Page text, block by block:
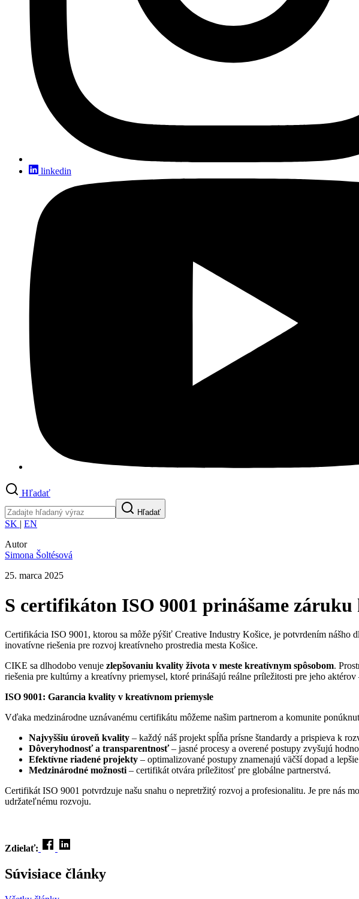
linkedin
Hľadať
Hľadať
SK | EN
Autor
Simona Šoltésová
25. marca 2025
S certifikáton ISO 9001 prinášame
Certifikácia ISO 9001, ktorou sa môže pýšiť Creative Industry Košice, je potvrdením nášho
inovatívne riešenia pre rozvoj kreatívneho prostredia mesta Košice.
CIKE sa dlhodobo venuje zlepšovaniu kvality života v meste kreatívnym spôsobom.
riešenia pre kultúrny a kreatívny priemysel, ktoré prinášajú reálne príležitosti pre jeho
ISO 9001: Garancia kvality v kreatívnom priemysle
Vďaka medzinárodne uznávanému certifikátu môžeme našim partnerom a komunite
Najvyššiu úroveň kvality – každý náš projekt spĺňa prísne štandardy a prispieva k
Dôveryhodnosť a transparentnosť– jasné procesy a overené postupy zvyšujú
Efektívne riadené projekty – optimalizované postupy znamenajú väčší dopad a
Medzinárodné možnosti – certifikát otvára príležitosť pre globálne partnerstvá.
Certifikát ISO 9001 potvrdzuje našu snahu o nepretržitý rozvoj a profesionalitu. Je pre nás
udržateľnému rozvoju.
Zdielať:
Súvisiace články